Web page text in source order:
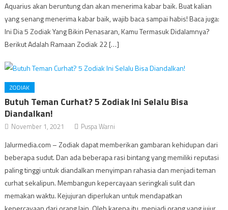
Aquarius akan beruntung dan akan menerima kabar baik. Buat kalian
yang senang menerima kabar baik, wajib baca sampai habis! Baca juga:
Ini Dia 5 Zodiak Yang Bikin Penasaran, Kamu Termasuk Didalamnya?
Berikut Adalah Ramaan Zodiak 22 […]
ZODIAK
Butuh Teman Curhat? 5 Zodiak Ini Selalu Bisa
Diandalkan!
November 1, 2021 Puspa Warni
Jalurmedia.com – Zodiak dapat memberikan gambaran kehidupan dari
beberapa sudut. Dan ada beberapa rasi bintang yang memiliki reputasi
paling tinggi untuk diandalkan menyimpan rahasia dan menjadi teman
curhat sekalipun. Membangun kepercayaan seringkali sulit dan
memakan waktu. Kejujuran diperlukan untuk mendapatkan